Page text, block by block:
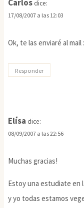
Carlos dice:
17/08/2007 a las 12:03
Ok, te las enviaré al mail
Responder
Elísa dice:
08/09/2007 a las 22:56
Muchas gracias!
Estoy una estudiate en
y yo todas estamos